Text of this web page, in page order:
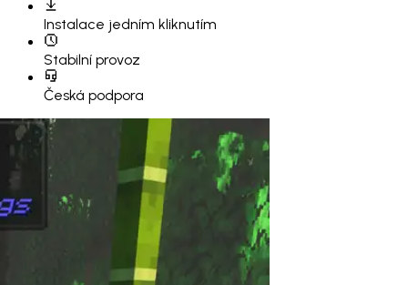
Instalace jedním kliknutím
Stabilní provoz
Česká podpora